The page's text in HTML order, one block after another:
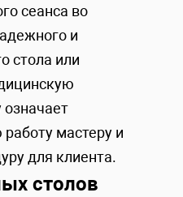
сеанса во
и
стола или
мастеру и
для клиента.
столов